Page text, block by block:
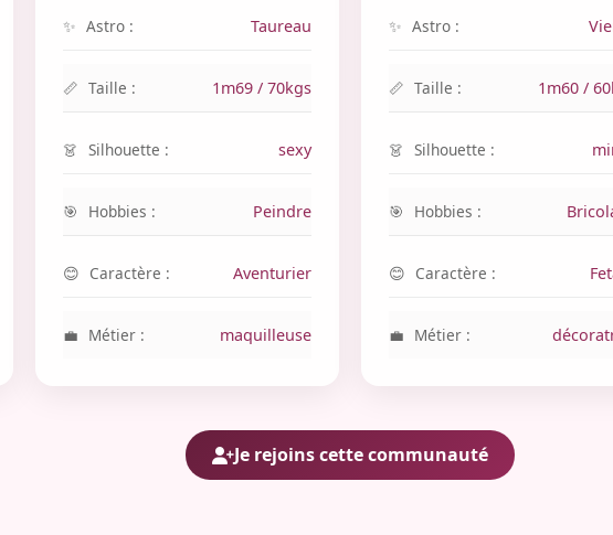
Astro : Taureau
Taille : 1m69 / 70kgs
Silhouette : sexy
Hobbies : Peindre
Caractère : Aventurier
Métier : maquilleuse
Astro :
Taille : 1m60 /
Silhouette :
Hobbies :
Caractère :
Métier :
Je rejoins cette communauté